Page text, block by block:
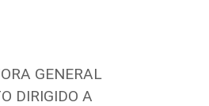
GENERAL
DIRIGIDO A